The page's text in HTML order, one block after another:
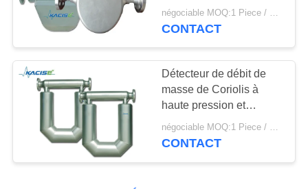
d'écoulement de la
masse de catégorie
négociable MOQ:1 Piece / Pieces
CONTACT
Détecteur de débit de
masse de Coriolis à
haute pression et
résistant à l'explosion
négociable MOQ:1 Piece / Pieces
CONTACT